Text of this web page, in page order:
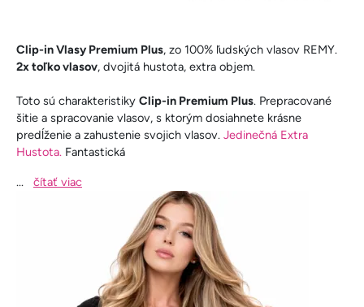
Clip-in Vlasy Premium Plus, zo 100% ľudských vlasov REMY.
2x toľko vlasov, dvojitá hustota, extra objem.
Toto sú charakteristiky Clip-in Premium Plus. Prepracované
šitie a spracovanie vlasov, s ktorým dosiahnete krásne
predĺženie a zahustenie svojich vlasov. Jedinečná Extra
Hustota. Fantastická
... čítať viac